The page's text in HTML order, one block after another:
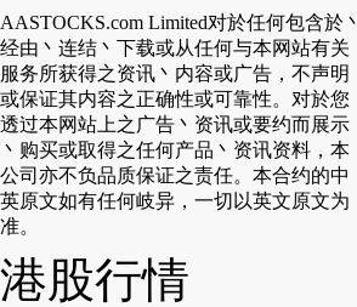
AASTOCKS.com Limited对於任何包含於丶
经由丶连结丶下载或从任何与本网站有关
服务所获得之资讯丶内容或广告，不声明
或保证其内容之正确性或可靠性。对於您
透过本网站上之广告丶资讯或要约而展示
丶购买或取得之任何产品丶资讯资料，本
公司亦不负品质保证之责任。本合约的中
英原文如有任何岐异，一切以英文原文为
准。
港股行情